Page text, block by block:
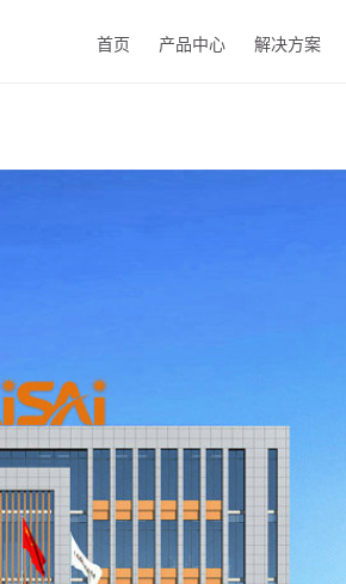
首页 产品中心 解决方案